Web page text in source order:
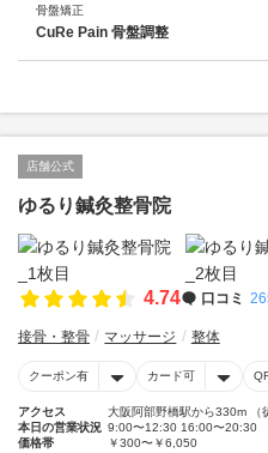
骨盤矯正
CuRe Pain 骨盤調整
店舗公式
ゆるり鍼灸整骨院
4.74 口コミ
接骨・整骨 マッサージ 整体
クーポン有 カード可
アクセス
大阪阿部野橋駅から330m （
本日の営業状況 9:00〜12:30 16:00〜20:30
価格帯
￥300〜￥6,050